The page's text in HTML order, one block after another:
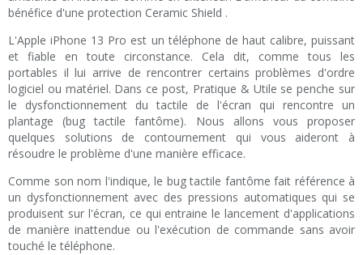
bénéfice d'une protection Ceramic Shield .
L'Apple iPhone 13 Pro est un téléphone de haut calibre, puissant
et fiable en toute circonstance. Cela dit, comme tous les
portables il lui arrive de rencontrer certains problèmes d'ordre
logiciel ou matériel. Dans ce post, Pratique & Utile se penche sur
le dysfonctionnement du tactile de l'écran qui rencontre un
plantage (bug tactile fantôme). Nous allons vous proposer
quelques solutions de contournement qui vous aideront à
résoudre le problème d'une manière efficace.
Comme son nom l'indique, le bug tactile fantôme fait référence à
un dysfonctionnement avec des pressions automatiques qui se
produisent sur l'écran, ce qui entraine le lancement d'applications
de manière inattendue ou l'exécution de commande sans avoir
touché le téléphone.